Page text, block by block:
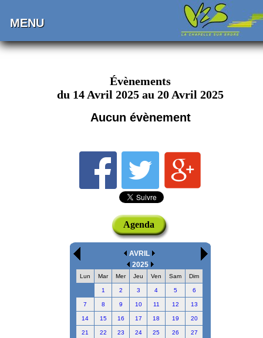
MENU
Évènements
du 14 Avril 2025 au 20 Avril 2025
Aucun évènement
Agenda
AVRIL
2025
Lun Mar Mer Jeu Ven Sam Dim
1 2 3 4 5 6
7 8 9 10 11 12 13
14 15 16 17 18 19 20
21 22 23 24 25 26 27